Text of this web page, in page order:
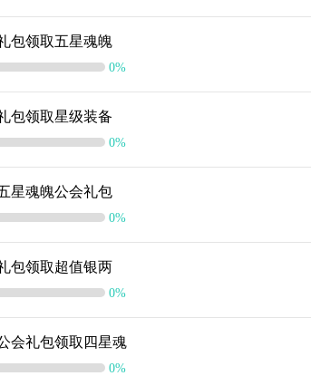
包领取五星魂魄
0%
包领取星级装备
0%
星魂魄公会礼包
0%
包领取超值银两
0%
会礼包领取四星魂
0%